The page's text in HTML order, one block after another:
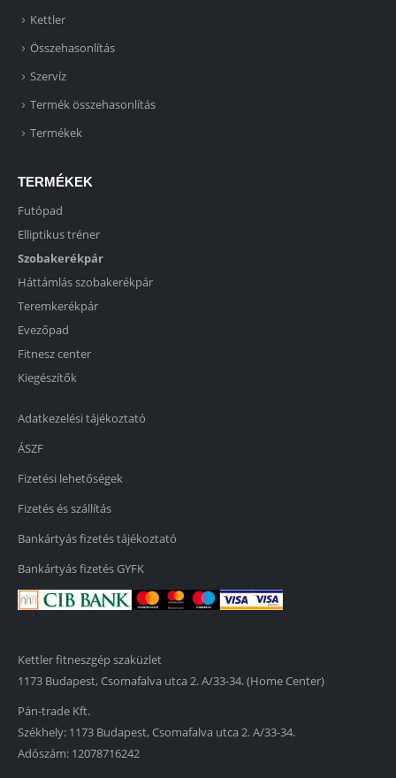
Kettler
Összehasonlítás
Szervíz
Termék összehasonlítás
Termékek
TERMÉKEK
Futópad
Elliptikus tréner
Szobakerékpár
Háttámlás szobakerékpár
Teremkerékpár
Evezőpad
Fitnesz center
Kiegészítők
Adatkezelési tájékoztató
ÁSZF
Fizetési lehetőségek
Fizetés és szállítás
Bankártyás fizetés tájékoztató
Bankártyás fizetés GYFK
Kettler fitneszgép szaküzlet
1173 Budapest, Csomafalva utca 2. A/33-34. (Home Center)
Pán-trade Kft.
Székhely: 1173 Budapest, Csomafalva utca 2. A/33-34.
Adószám: 12078716242